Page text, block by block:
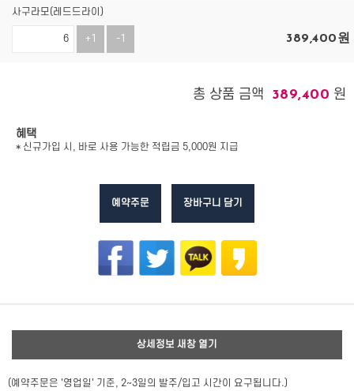
사구라모(레드드라이)
+1 -1 389,400원
총 상품 금액 389,400 원
혜택
* 신규가입 시, 바로 사용 가능한 적립금 5,000원 지급
예약주문 장바구니 담기
상세정보 새창 열기
(예약주문은 '영업일' 기준, 2~3일의 발주/입고 시간이 요구됩니다.)